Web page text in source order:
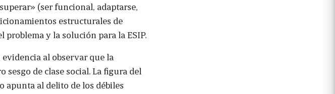
(ser funcional, adaptarse,
estructurales de
y la solución para la ESIP.
al observar que la
de clase social. La figura del
apunta al delito de los débiles